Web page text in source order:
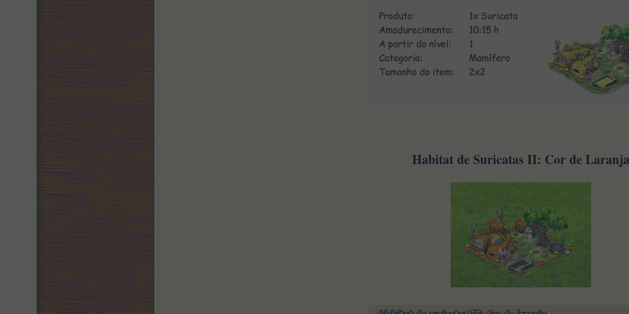
Habitat de Suricatas II: Cor de Laranja